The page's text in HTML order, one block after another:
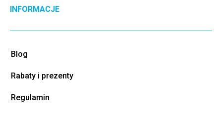
INFORMACJE
Blog
Rabaty i prezenty
Regulamin